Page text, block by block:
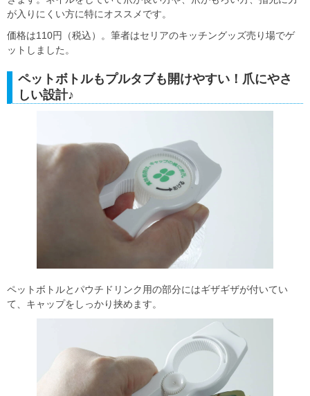
が入りにくい方に特にオススメです。
価格は110円（税込）。筆者はセリアのキッチングッズ売り場でゲ
ットしました。
ペットボトルもプルタブも開けやすい！爪にやさ
しい設計♪
ペットボトルとパウチドリンク用の部分にはギザギザが付いてい
て、キャップをしっかり挟めます。